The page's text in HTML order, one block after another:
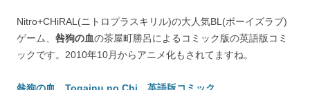
Nitro+CHiRAL(ニトロプラスキリル)の大人気BL(ボーイズラブ)
ゲーム、 咎狗の血の茶屋町勝呂によるコミック版の英語版コミ
ックです。2010年10月からアニメ化もされてますね。